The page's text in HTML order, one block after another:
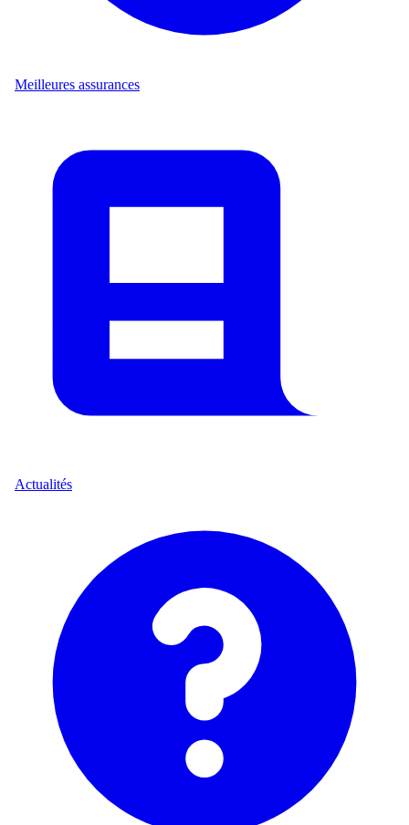
Meilleures assurances
Actualités